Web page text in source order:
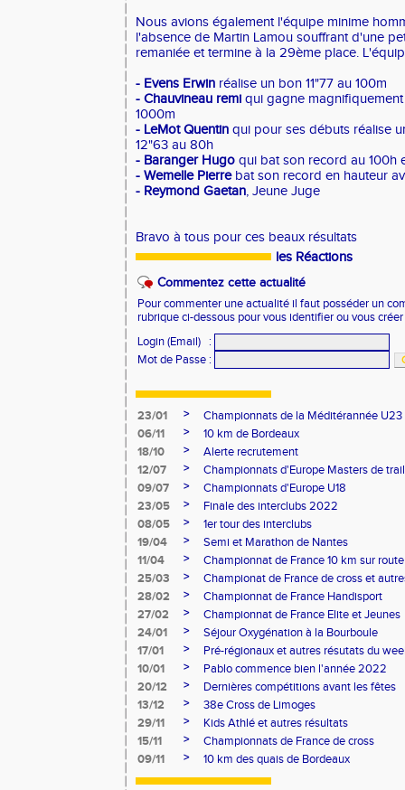
Nous avions également l'équipe minime
l'absence de Martin Lamou souffrant d'une
remaniée et termine à la 29ème place.
- Evens Erwin réalise un bon 11"77 au 100m
- Chauvineau remi qui gagne
1000m
- LeMot Quentin qui pour ses débuts réalise
12"63 au 80h
- Baranger Hugo qui bat son record au 100h
- Wemelle Pierrebat son record en hauteur
- Reymond Gaetan, Jeune Juge
Bravo à tous pour ces beaux résultats
les Réactions
Commentez cette actualité
Pour commenter une actualité il faut posséder un
rubrique ci-dessous pour vous identifier ou vous
Login (Email)
:
Mot de Passe :
23/01 >
Championnats de la Méditérannée U23
06/11
>
10 km de Bordeaux
18/10
>
Alerte recrutement
12/07
>
Championnats d'Europe Masters de trail
09/07
>
Championnats d'Europe U18
23/05
>
Finale des interclubs 2022
08/05
>
1er tour des interclubs
19/04
>
Semi et Marathon de Nantes
11/04
>
Championnat de France 10 km sur route
25/03
>
Championat de France de cross et
28/02
>
Championnat de France Handisport
27/02
>
Championnat de France Elite et Jeunes
24/01
>
Séjour Oxygénation à la Bourboule
17/01
>
Pré-régionaux et autres résutats du
10/01
>
Pablo commence bien l'année 2022
20/12
>
Dernières compétitions avant les fêtes
13/12
>
38e Cross de Limoges
29/11
>
Kids Athlé et autres résultats
15/11
>
Championnats de France de cross
09/11
> 10 km des quais de Bordeaux